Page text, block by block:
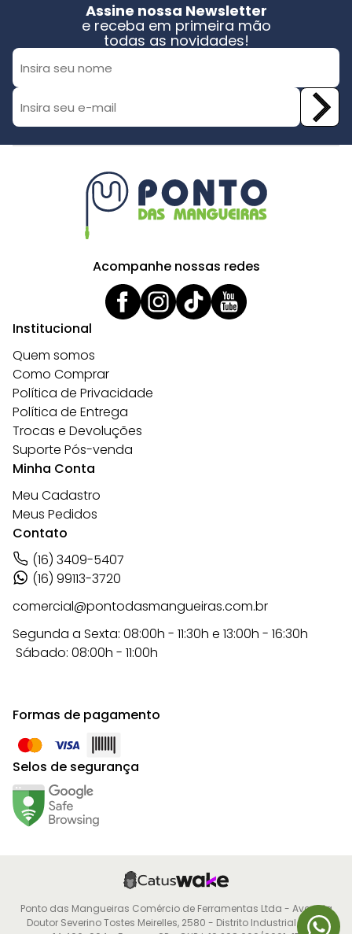
Assine nossa Newsletter
e receba em primeira mão
todas as novidades!
Acompanhe nossas redes
Institucional
Quem somos
Como Comprar
Política de Privacidade
Política de Entrega
Trocas e Devoluções
Suporte Pós-venda
Minha Conta
Meu Cadastro
Meus Pedidos
Contato
(16) 3409-5407
(16) 99113-3720
comercial@pontodasmangueiras.com.br
Segunda a Sexta: 08:00h - 11:30h e 13:00h - 16:30h
Sábado: 08:00h - 11:00h
Formas de pagamento
Selos de segurança
Ponto das Mangueiras Comércio de Ferramentas Ltda - Avenida
Doutor Severino Tostes Meirelles, 2580 - Distrito Industrial - CEP: